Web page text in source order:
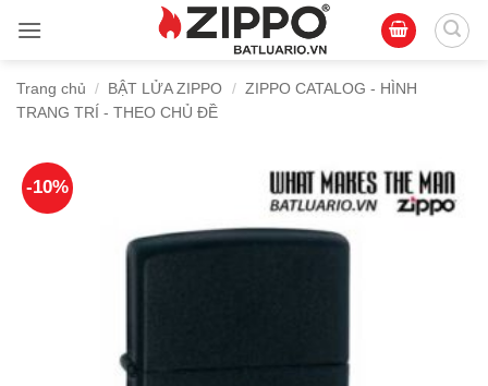
qua
dungTrang chủ / BẬT LỬA ZIPPO / ZIPPO CATALOG - HÌNH
TRANG TRÍ - THEO CHỦ ĐỀ
-10%